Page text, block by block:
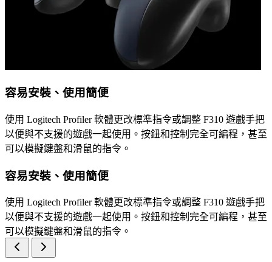
容易安裝、使用簡便
使用 Logitech Profiler 軟體更改標準指令或調整 F310 遊戲手把
以便與不支援的遊戲一起使用。按鈕和控制完全可編程，甚至
可以模擬鍵盤和滑鼠的指令。
容易安裝、使用簡便
使用 Logitech Profiler 軟體更改標準指令或調整 F310 遊戲手把
以便與不支援的遊戲一起使用。按鈕和控制完全可編程，甚至
可以模擬鍵盤和滑鼠的指令。